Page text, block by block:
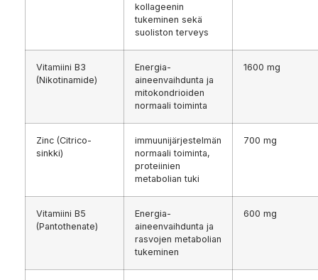
kollageenin
tukeminen sekä
suoliston terveys
Vitamiini B3
(Nikotinamide)
Energia-
aineenvaihdunta ja
mitokondrioiden
normaali toiminta
1600 mg
Zinc (Citrico-
sinkki)
immuunijärjestelmän
normaali toiminta,
proteiinien
metabolian tuki
700 mg
Vitamiini B5
(Pantothenate)
Energia-
aineenvaihdunta ja
rasvojen metabolian
tukeminen
600 mg